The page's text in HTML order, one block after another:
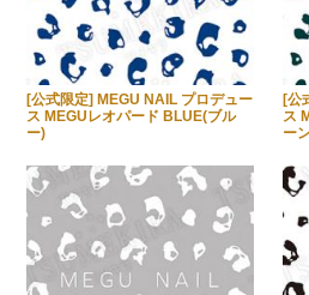
[公式限定] MEGU NAIL プロデュー
ス MEGUレオパード BLUE(ブル
ー)
[公
ス
ー